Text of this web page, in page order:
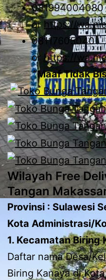
081994004080
or https://
08117605040
or https://
“Maaf Tidak
Wilayah Free
Tangan
Provinsi : Sulawesi
Kota Administrasi/
1. Kecamatan Biring
Daftar nama Desa/
Biring Kanaya di